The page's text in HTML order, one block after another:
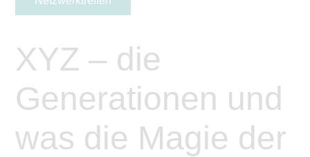
XYZ – die
Generationen und
was die Magie der